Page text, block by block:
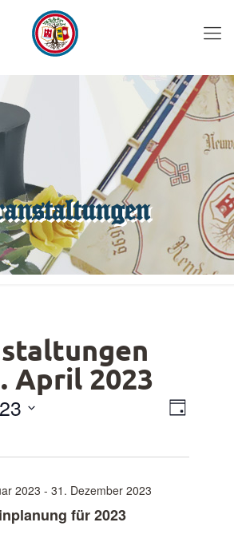
April 2023
Tag
für 2023
2023 -31. Dezember 2023